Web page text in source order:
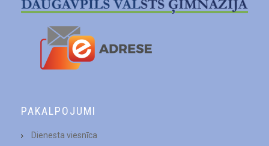
PAKALPOJUMI
Dienesta viesnīca